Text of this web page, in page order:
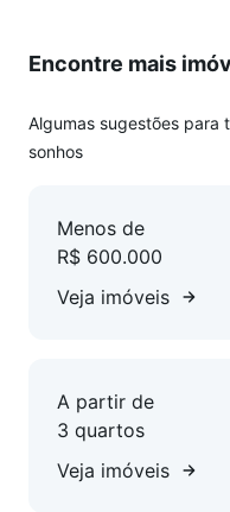
exclusividade;
Área técnica para
Cozinha integrada com
churrasqueira;
Suíte com closet;
Vista privilegiada sem
Encontre mais
Algumas sugestões para
sonhos
Menos de
R$ 600.000
Veja imóveis
A partir de
3 quartos
Veja imóveis